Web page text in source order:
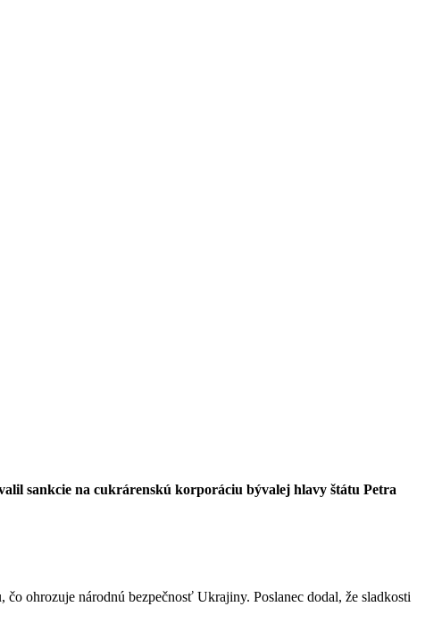
sankcie na cukrárenskú korporáciu bývalej hlavy štátu Petra
ohrozuje národnú bezpečnosť Ukrajiny. Poslanec dodal, že sladkosti